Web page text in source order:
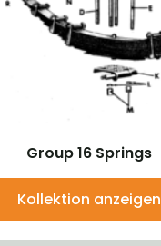
Group 16 Springs
Kollektion anzeigen